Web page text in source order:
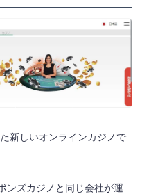
新しいオンラインカジノで
ンズカジノと同じ会社が運